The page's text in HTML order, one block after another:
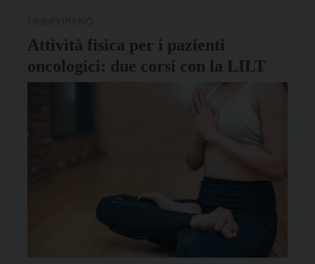
Attività fisica per i pazienti
oncologici: due corsi con la LILT